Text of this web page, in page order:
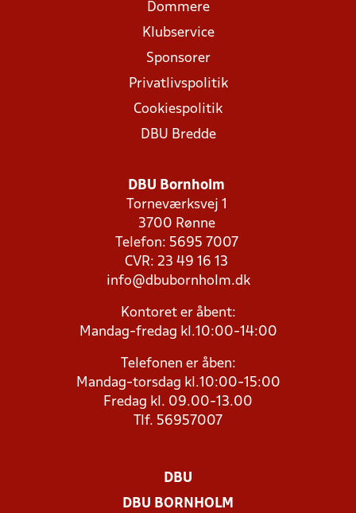
Dommere
Klubservice
Sponsorer
Privatlivspolitik
Cookiespolitik
DBU Bredde
DBU Bornholm
Torneværksvej 1
3700 Rønne
Telefon: 5695 7007
CVR: 23 49 16 13
info@dbubornholm.dk
Kontoret er åbent:
Mandag-fredag kl.10:00-14:00
Telefonen er åben:
Mandag-torsdag kl.10:00-15:00
Fredag kl. 09.00-13.00
Tlf. 56957007
DBU
DBU BORNHOLM